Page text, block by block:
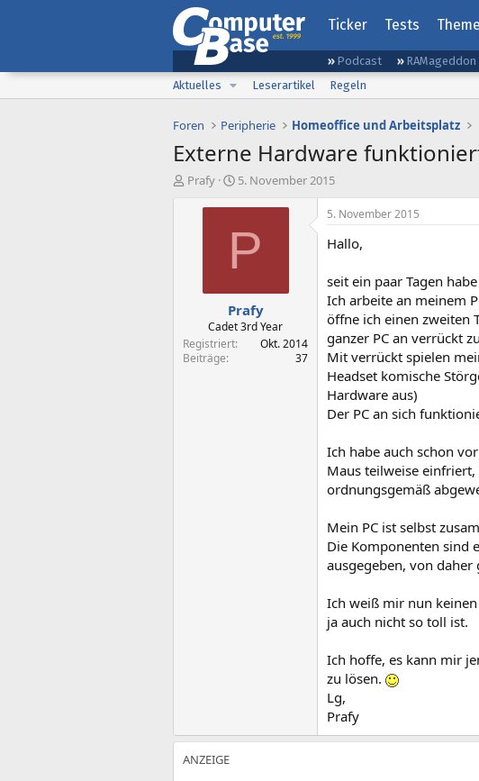
Ticker Tests
Podcast RAMageddon
Aktuelles
Leserartikel Regeln
Foren Peripherie Homeoffice und Arbeitsplatz
Externe Hardware
E
Prafy
E
s
l
t
a
m
5. November 2015
P
Prafy
Cadet 3rd Year
Registriert
Okt. 2014
Beiträge
37
5. November 2015
Hallo,
seit ein paar Tagen
Ich arbeite an meinem
öffne ich einen zweiten
ganzer PC an verrückt
Mit verrückt spielen
Headset komische
Hardware aus)
Der PC an sich
Ich habe auch schon
Maus teilweise
ordnungsgemäß
Mein PC ist selbst
Die Komponenten sind
ausgegeben, von daher
Ich weiß mir nun
ja auch nicht so toll ist.
Ich hoffe, es kann mir
zu lösen.
Lg,
Prafy